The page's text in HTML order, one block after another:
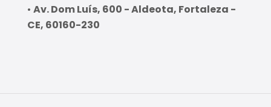
• Av. Dom Luís, 600 - Aldeota, Fortaleza -
CE, 60160-230